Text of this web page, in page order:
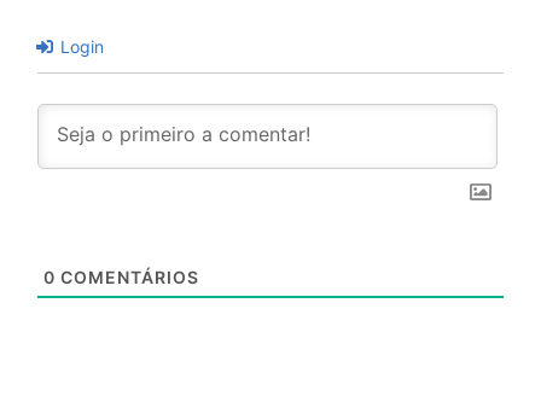
Login
0 COMENTÁRIOS